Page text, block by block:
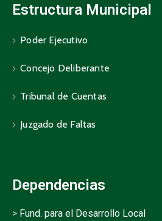
Estructura Municipal
Poder Ejecutivo
Concejo Deliberante
Tribunal de Cuentas
Juzgado de Faltas
Dependencias
> Fund. para el Desarrollo Local